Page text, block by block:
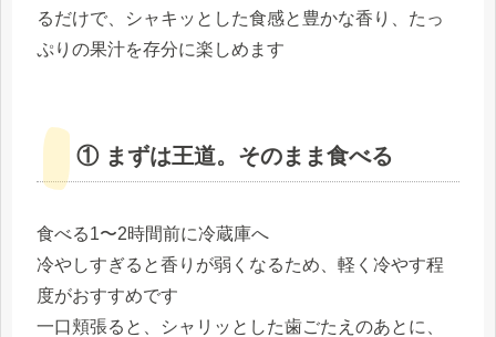
るだけで、シャキッとした食感と豊かな香り、たっ
ぷりの果汁を存分に楽しめます
① まずは王道。そのまま食べる
食べる1〜2時間前に冷蔵庫へ
冷やしすぎると香りが弱くなるため、軽く冷やす程
度がおすすめです
一口頬張ると、シャリッとした歯ごたえのあとに、